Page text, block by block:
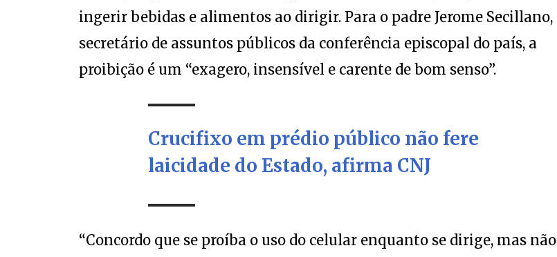
ingerir bebidas e alimentos ao dirigir. Para o padre Jerome Secillano,
secretário de assuntos públicos da conferência episcopal do país, a
proibição é um “exagero, insensível e carente de bom senso”.
Crucifixo em prédio público não fere
laicidade do Estado, afirma CNJ
“Concordo que se proíba o uso do celular enquanto se dirige, mas não